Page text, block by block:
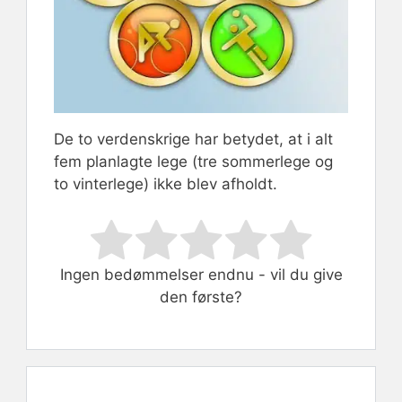
De to verdenskrige har betydet, at i alt
fem planlagte lege (tre sommerlege og
to vinterlege) ikke blev afholdt.
Rate this item:
Submit Rating
Ingen bedømmelser endnu - vil du give
den første?